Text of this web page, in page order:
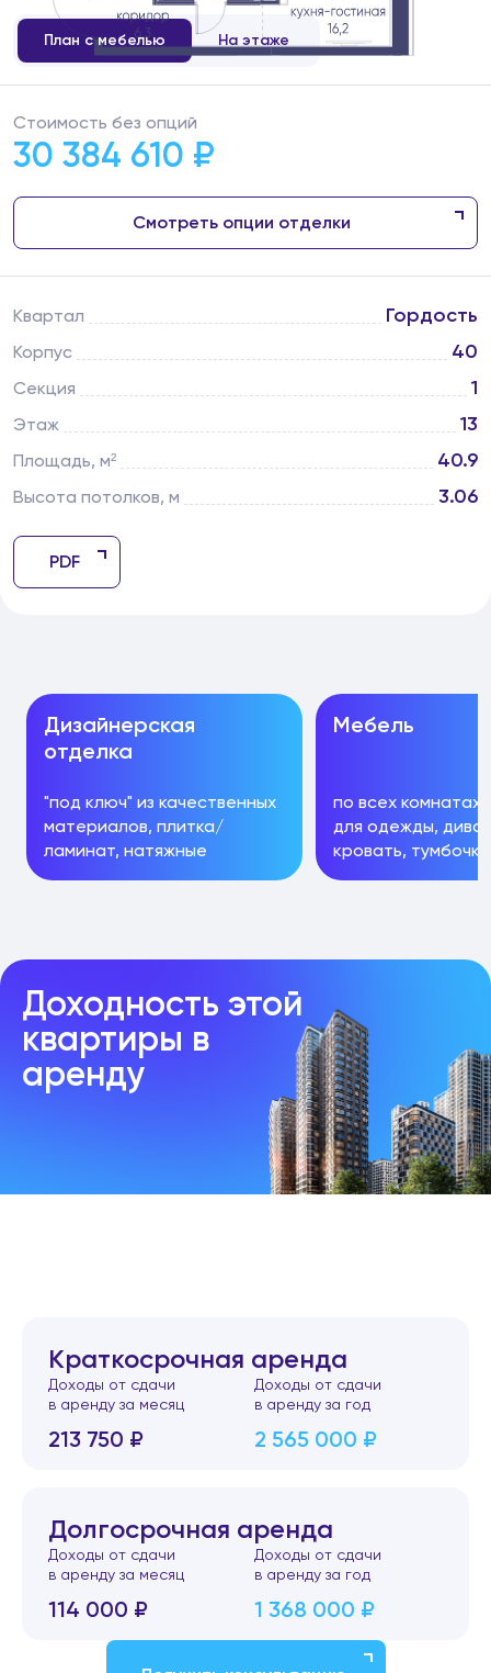
План с мебелью На этаже
Квартал Гордость
Корпус 40
Секция 1
Этаж 13
Площадь, м² 40.9
Высота потолков, м 3.06
PDF
Стоимость без опций
30 384 610 ₽
Смотреть опции отделки
Дизайнерская
отделка
"под ключ" из качественных
материалов, плитка/
ламинат, натяжные
потолки, теплые полы
Мебель
по всех
для одежды,
кровать,
стулья
Доходность этой
квартиры в
аренду
Краткосрочная аренда
Доходы от сдачи
в аренду за месяц
213 750 ₽
Доходы от сдачи
в аренду за год
2 565 000 ₽
Долгосрочная аренда
Доходы от сдачи
в аренду за месяц
114 000 ₽
Доходы от сдачи
в аренду за год
1 368 000 ₽